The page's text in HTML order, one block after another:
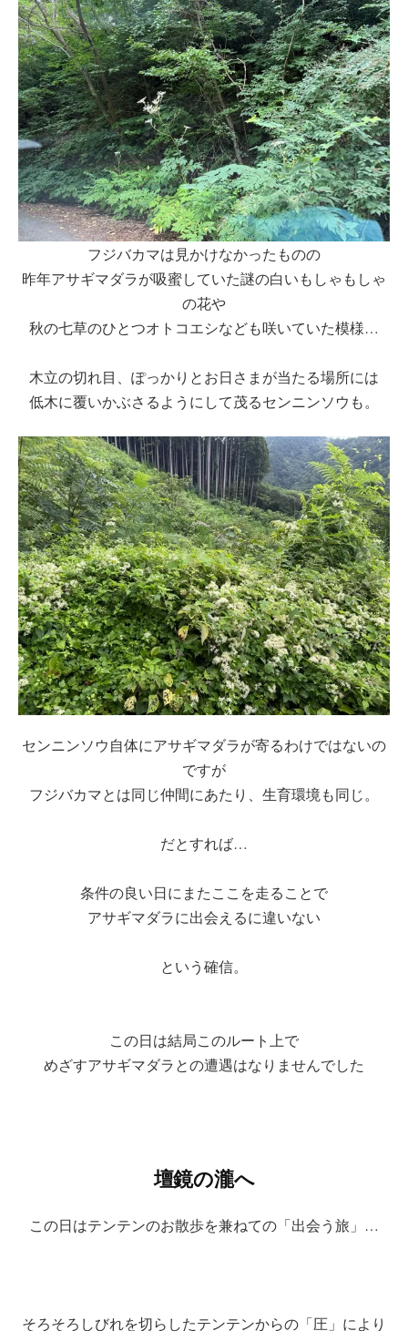
フジバカマは見かけなかったものの
昨年アサギマダラが吸蜜していた謎の白いもしゃもしゃ
の花や
秋の七草のひとつオトコエシなども咲いていた模様…
木立の切れ目、ぽっかりとお日さまが当たる場所には
低木に覆いかぶさるようにして茂るセンニンソウも。
センニンソウ自体にアサギマダラが寄るわけではないの
ですが
フジバカマとは同じ仲間にあたり、生育環境も同じ。
だとすれば…
条件の良い日にまたここを走ることで
アサギマダラに出会えるに違いない
という確信。
この日は結局このルート上で
めざすアサギマダラとの遭遇はなりませんでした
壇鏡の瀧へ
この日はテンテンのお散歩を兼ねての「出会う旅」…
そろそろしびれを切らしたテンテンからの「圧」により